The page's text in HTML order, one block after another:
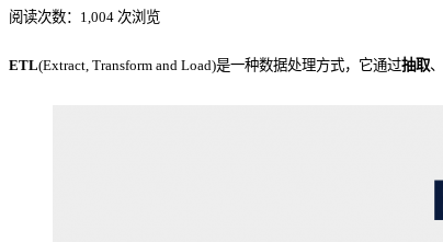
阅读次数：1,004 次浏览
ETL(Extract, Transform and Load)是一种数据处理方式，它通过抽取、